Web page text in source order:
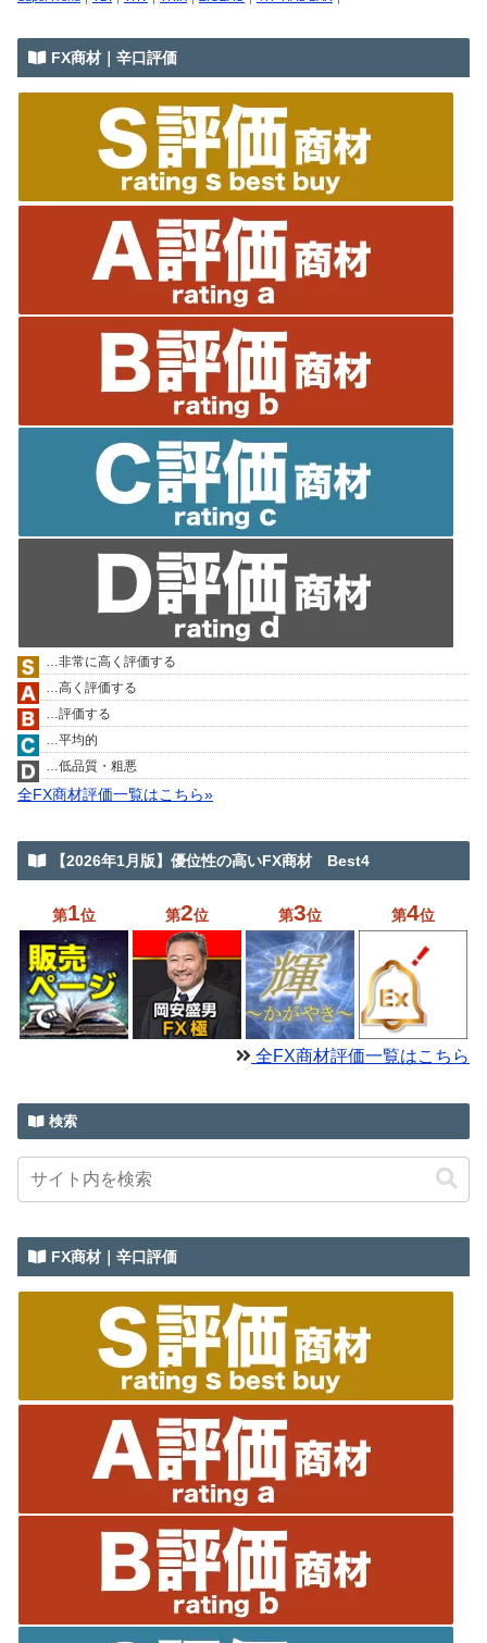
FX商材｜辛口評価
…非常に高く評価する
…高く評価する
…評価する
…平均的
…低品質・粗悪
全FX商材評価一覧はこちら»
【2026年1月版】優位性の高いFX商材 Best4
第1位 第2位 第3位 第4位
全FX商材評価一覧はこちら
検索
FX商材｜辛口評価